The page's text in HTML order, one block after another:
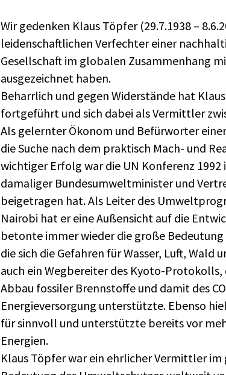
Wir gedenken Klaus Töpfer (29.7.1938 –
leidenschaftlichen Verfechter einer
Gesellschaft im globalen Zusammenhang
ausgezeichnet haben.
Beharrlich und gegen Widerstände hat
fortgeführt und sich dabei als Vermittler
Als gelernter Ökonom und Befürworter
die Suche nach dem praktisch Mach- und
wichtiger Erfolg war die UN Konferenz 1992
damaliger Bundesumweltminister und
beigetragen hat. Als Leiter des
Nairobi hat er eine Außensicht auf die
betonte immer wieder die große
die sich die Gefahren für Wasser, Luft,
auch ein Wegbereiter des Kyoto-
Abbau fossiler Brennstoffe und damit des
Energieversorgung unterstützte. Ebenso
für sinnvoll und unterstützte bereits vor
Energien.
Klaus Töpfer war ein ehrlicher Vermittler